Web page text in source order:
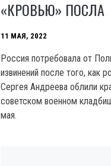
«КРОВЬЮ» ПОСЛА
11 МАЯ, 2022
Россия потребовала от
извинений после того, как
Сергея Андреева облили
советском военном
мая.